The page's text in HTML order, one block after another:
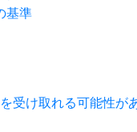
基準
受け取れる可能性が